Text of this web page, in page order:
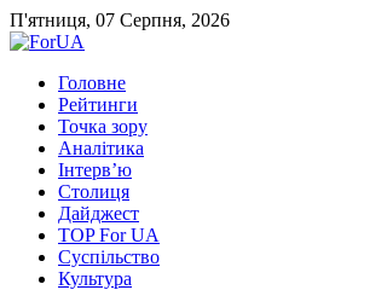
П'ятниця, 07 Серпня, 2026
Головне
Рейтинги
Точка зору
Аналітика
Інтерв’ю
Столиця
Дайджест
TOP For UA
Суспiльство
Культура